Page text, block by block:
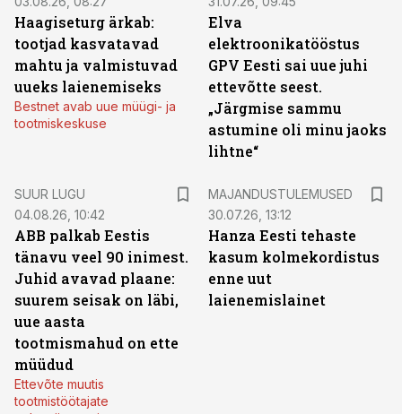
Haagiseturg ärkab:
tootjad kasvatavad
mahtu ja valmistuvad
uueks laienemiseks
Bestnet avab uue müügi- ja
tootmiskeskuse
Elva
elektroonikatööstus
GPV Eesti sai uue juhi
ettevõtte seest.
„Järgmise sammu
astumine oli minu jaoks
lihtne“
SUUR LUGU
04.08.26, 10:42
ABB palkab Eestis
tänavu veel 90 inimest.
Juhid avavad plaane:
suurem seisak on läbi,
uue aasta
tootmismahud on ette
müüdud
Ettevõte muutis
tootmistöötajate
MAJANDUSTULEMUSED
30.07.26, 13:12
Hanza Eesti tehaste
kasum kolmekordistus
enne uut
laienemislainet